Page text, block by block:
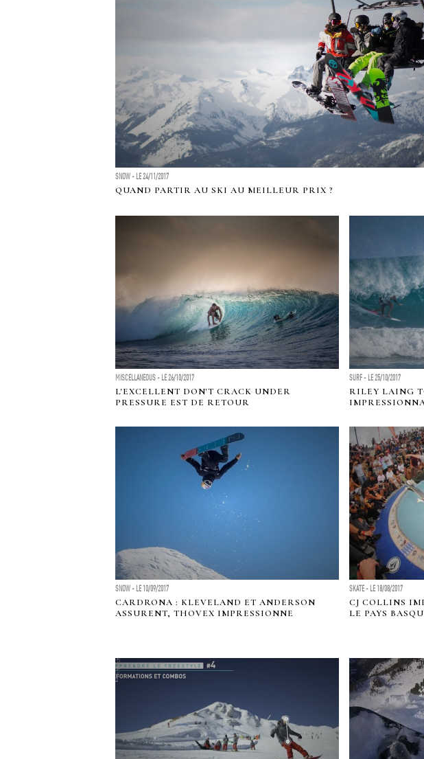
SNOW - LE 24/11/2017
QUAND PARTIR AU SKI AU MEILLEUR PRIX ?
MISCELLANEOUS - LE 26/10/2017
L'EXCELLENT DON'T CRACK UNDER
PRESSURE EST DE RETOUR
SURF - LE 25/10/2017
RILEY LAING
SNOW - LE 10/09/2017
CARDRONA : KLEVELAND ET ANDERSON
ASSURENT, THOVEX IMPRESSIONNE
SKATE - LE 18/08/2017
CJ COLLINS
LE PAYS